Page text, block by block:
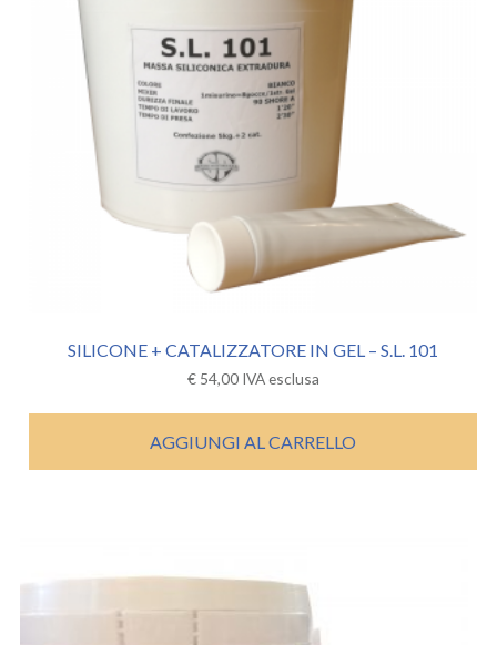
SILICONE + CATALIZZATORE IN GEL – S.L. 101
€54,00 IVA esclusa
AGGIUNGI AL CARRELLO